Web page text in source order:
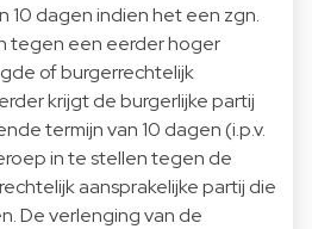
10 dagen indien het een zgn.
tegen een eerder hoger
of burgerrechtelijk
krijgt de burgerlijke partij
termijn van 10 dagen (i.p.v.
in te stellen tegen de
aansprakelijke partij die
De verlenging van de